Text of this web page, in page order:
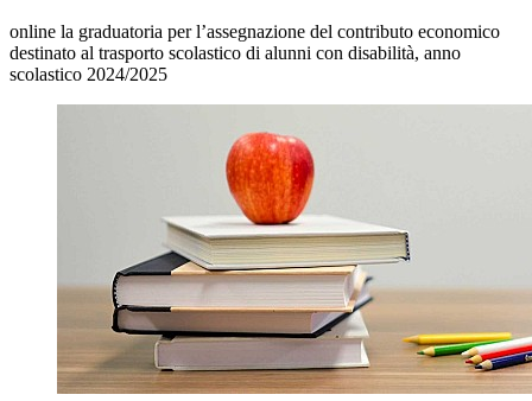
online la graduatoria per l’assegnazione del contributo economico
destinato al trasporto scolastico di alunni con disabilità, anno
scolastico 2024/2025